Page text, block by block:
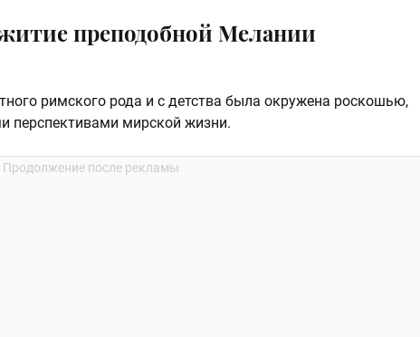
преподобной Мелании
римского рода и с детства была окружена роскошью,
перспективами мирской жизни.